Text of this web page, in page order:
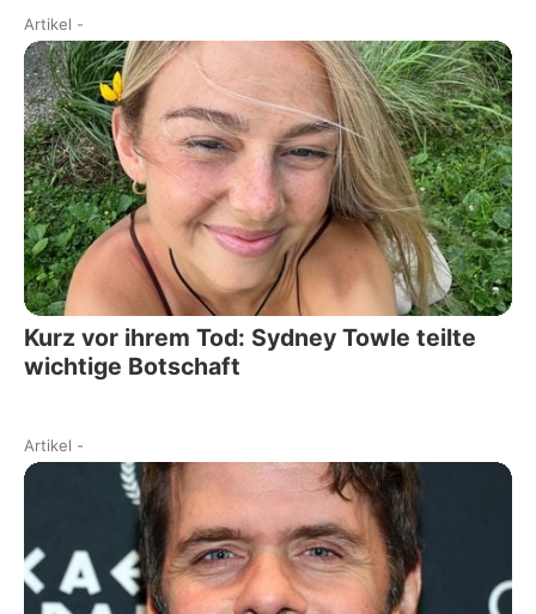
Artikel -
Kurz vor ihrem Tod: Sydney Towle teilte
wichtige Botschaft
Artikel -